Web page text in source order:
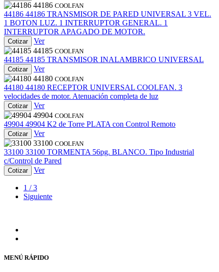
44186 COOLFAN
44186 44186 TRANSMISOR DE PARED UNIVERSAL 3 VEL.
1 BOTON LUZ. 1 INTERRUPTOR GENERAL. 1
INTERRUPTOR APAGADO DE MOTOR.
Cotizar
Ver
44185 COOLFAN
44185 44185 TRANSMISOR INALAMBRICO UNIVERSAL
Cotizar
Ver
44180 COOLFAN
44180 44180 RECEPTOR UNIVERSAL COOLFAN. 3
velocidades de motor. Atenuación completa de luz
Cotizar
Ver
49904 COOLFAN
49904 49904 K2 de Torre PLATA con Control Remoto
Cotizar
Ver
33100 COOLFAN
33100 33100 TORMENTA 56pg. BLANCO. Tipo Industrial
c/Control de Pared
Cotizar Ver
1 / 3
Siguiente
MENÚ RÁPIDO